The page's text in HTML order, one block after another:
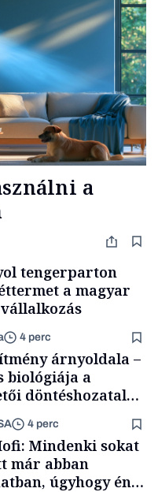
a
tengerparton
a magyar
4 perc
árnyoldala –
biológiája a
döntéshozatal
4 perc
Mindenki sokat
már abban
úgyhogy én